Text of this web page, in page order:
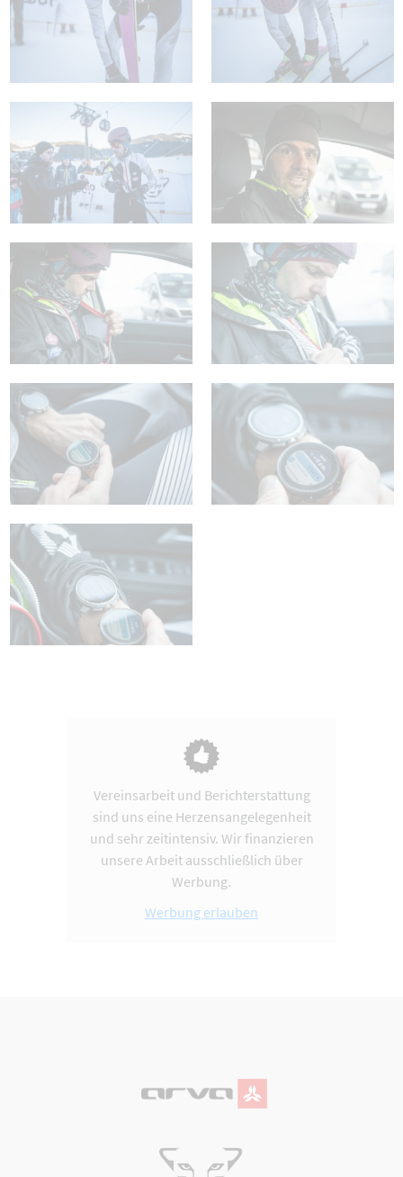
Vereinsarbeit und Berichterstattung
sind uns eine Herzensangelegenheit
und sehr zeitintensiv. Wir finanzieren
unsere Arbeit ausschließlich über
Werbung.
Werbung erlauben